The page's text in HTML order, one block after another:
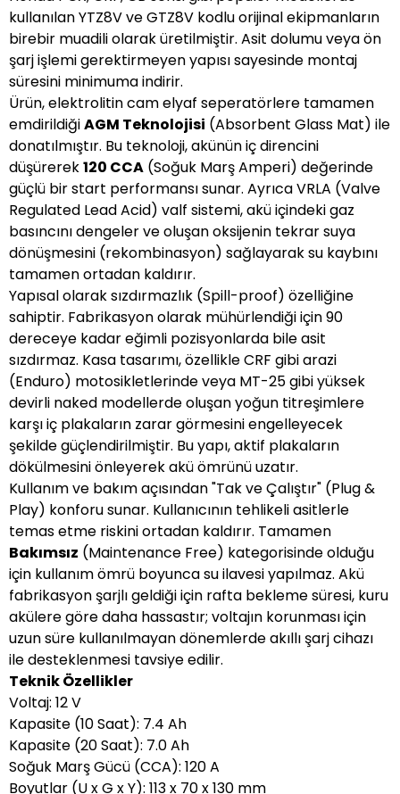
kullanılan YTZ8V ve GTZ8V kodlu orijinal ekipmanların
birebir muadili olarak üretilmiştir. Asit dolumu veya ön
şarj işlemi gerektirmeyen yapısı sayesinde montaj
süresini minimuma indirir.
Ürün, elektrolitin cam elyaf seperatörlere tamamen
emdirildiğiAGM Teknolojisi (Absorbent Glass Mat) ile
donatılmıştır. Bu teknoloji, akünün iç direncini
düşürerek120 CCA (Soğuk Marş Amperi) değerinde
güçlü bir start performansı sunar. Ayrıca VRLA (Valve
Regulated Lead Acid) valf sistemi, akü içindeki gaz
basıncını dengeler ve oluşan oksijenin tekrar suya
dönüşmesini (rekombinasyon) sağlayarak su kaybını
tamamen ortadan kaldırır.
Yapısal olarak sızdırmazlık (Spill-proof) özelliğine
sahiptir. Fabrikasyon olarak mühürlendiği için 90
dereceye kadar eğimli pozisyonlarda bile asit
sızdırmaz. Kasa tasarımı, özellikle CRF gibi arazi
(Enduro) motosikletlerinde veya MT-25 gibi yüksek
devirli naked modellerde oluşan yoğun titreşimlere
karşı iç plakaların zarar görmesini engelleyecek
şekilde güçlendirilmiştir. Bu yapı, aktif plakaların
dökülmesini önleyerek akü ömrünü uzatır.
Kullanım ve bakım açısından "Tak ve Çalıştır" (Plug &
Play) konforu sunar. Kullanıcının tehlikeli asitlerle
temas etme riskini ortadan kaldırır. Tamamen
Bakımsız (Maintenance Free) kategorisinde olduğu
için kullanım ömrü boyunca su ilavesi yapılmaz. Akü
fabrikasyon şarjlı geldiği için rafta bekleme süresi, kuru
akülere göre daha hassastır; voltajın korunması için
uzun süre kullanılmayan dönemlerde akıllı şarj cihazı
ile desteklenmesi tavsiye edilir.
Teknik Özellikler
Voltaj: 12 V
Kapasite (10 Saat): 7.4 Ah
Kapasite (20 Saat): 7.0 Ah
Soğuk Marş Gücü (CCA): 120 A
Boyutlar (U x G x Y): 113 x 70 x 130 mm